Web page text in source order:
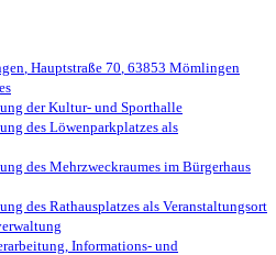
Hauptstraße 70 63853 Mömlingen
der Kultur- und Sporthalle
des Löwenparkplatzes als
des Mehrzweckraumes im Bürgerhaus
des Rathausplatzes als Veranstaltungsort
Informations- und